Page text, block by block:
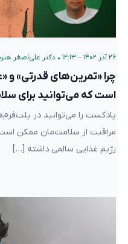
۲۶ آذر ۱۴۰۲ – ۱۲:۱۳ • دکتر علی‌اصغر
چرا «تمرین‌های قدرتی» و
است که می‌توانید برای
پادکست را می‌توانید در
مراقبت از سلامت‌مان ممکن
رژیم غذایی سالمی داشته […]